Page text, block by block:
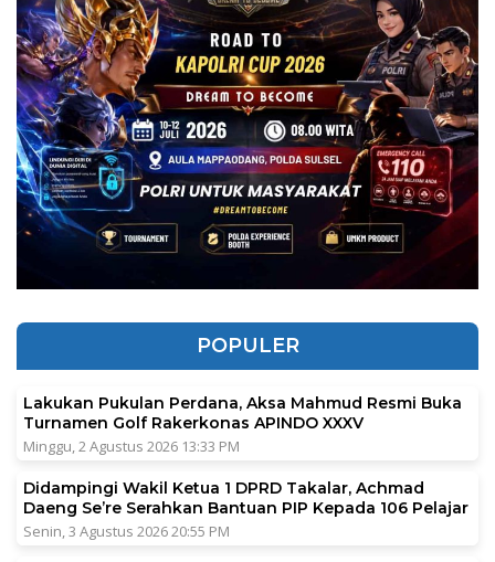
POPULER
Lakukan Pukulan Perdana, Aksa Mahmud Resmi Buka
Turnamen Golf Rakerkonas APINDO XXXV
Minggu, 2 Agustus 2026 13:33 PM
Didampingi Wakil Ketua 1 DPRD Takalar, Achmad
Daeng Se’re Serahkan Bantuan PIP Kepada 106 Pelajar
Senin, 3 Agustus 2026 20:55 PM